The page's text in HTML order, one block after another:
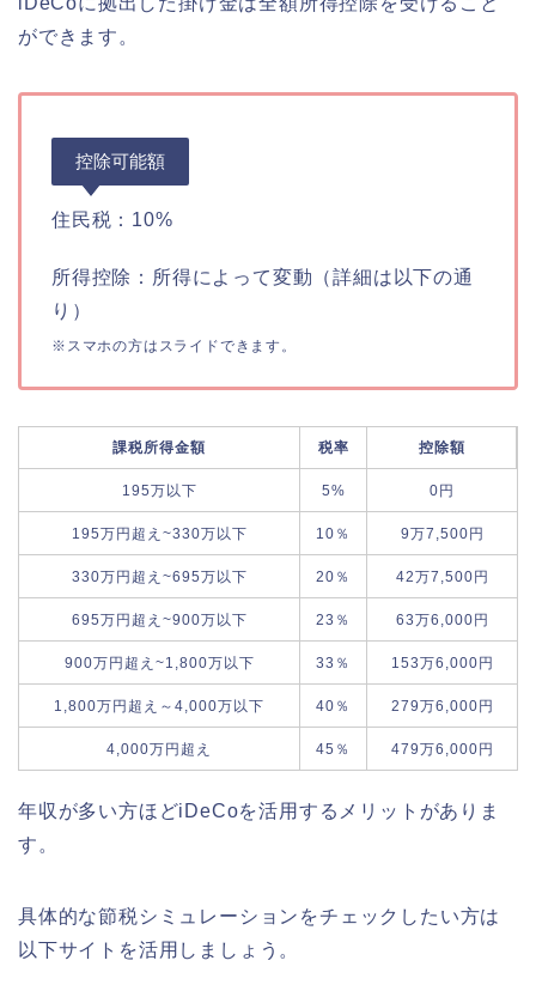
ができます。
控除可能額
住民税：10%
所得控除：所得によって変動（詳細は以下の通
り）
※スマホの方はスライドできます。
課税所得金額 税率 控除額
195万以下 5% 0円
195万円超え~330万以下 10％ 9万7,500円
330万円超え~695万以下 20％ 42万7,500円
695万円超え~900万以下 23％ 63万6,000円
900万円超え~1,800万以下 33％ 153万6,000円
1,800万円超え～4,000万以下 40％ 279万6,000円
4,000万円超え 45％ 479万6,000円
年収が多い方ほどiDeCoを活用するメリットがありま
す。
具体的な節税シミュレーションをチェックしたい方は
以下サイトを活用しましょう。